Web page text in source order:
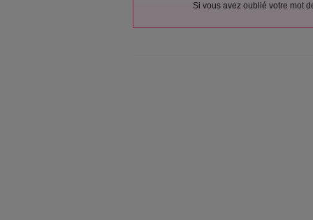
Si vous avez oublié votre mot